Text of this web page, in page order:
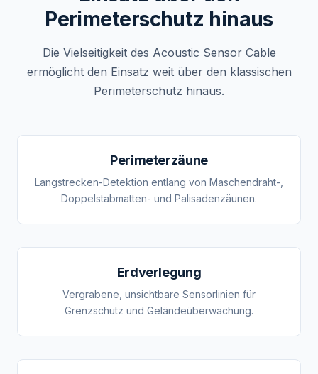
Perimeterschutz hinaus
Die Vielseitigkeit des Acoustic Sensor Cable
ermöglicht den Einsatz weit über den klassischen
Perimeterschutz hinaus.
Perimeterzäune
Langstrecken-Detektion entlang von Maschendraht-,
Doppelstabmatten- und Palisadenzäunen.
Erdverlegung
Vergrabene, unsichtbare Sensorlinien für
Grenzschutz und Geländeüberwachung.